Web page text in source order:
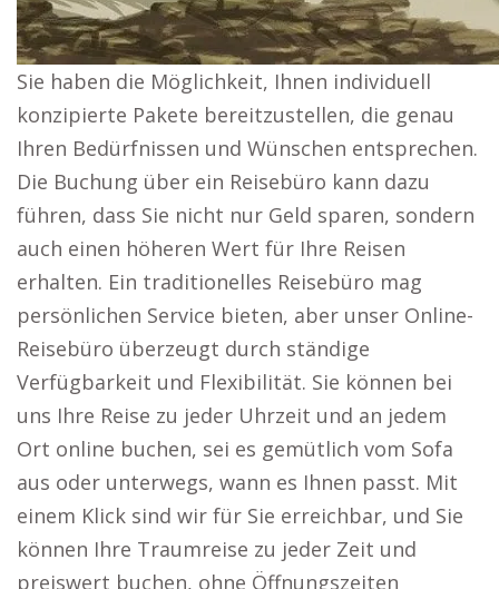
Sie haben die Möglichkeit, Ihnen individuell
konzipierte Pakete bereitzustellen, die genau
Ihren Bedürfnissen und Wünschen entsprechen.
Die Buchung über ein Reisebüro kann dazu
führen, dass Sie nicht nur Geld sparen, sondern
auch einen höheren Wert für Ihre Reisen
erhalten. Ein traditionelles Reisebüro mag
persönlichen Service bieten, aber unser Online-
Reisebüro überzeugt durch ständige
Verfügbarkeit und Flexibilität. Sie können bei
uns Ihre Reise zu jeder Uhrzeit und an jedem
Ort online buchen, sei es gemütlich vom Sofa
aus oder unterwegs, wann es Ihnen passt. Mit
einem Klick sind wir für Sie erreichbar, und Sie
können Ihre Traumreise zu jeder Zeit und
preiswert buchen, ohne Öffnungszeiten